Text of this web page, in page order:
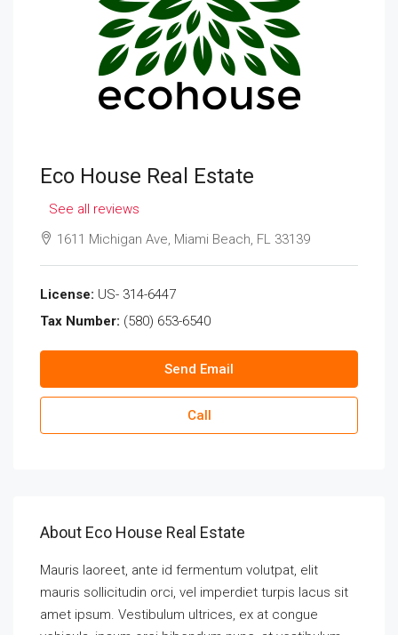
Eco House Real Estate
See all reviews
1611 Michigan Ave, Miami Beach, FL 33139
License: US- 314-6447
Tax Number: (580) 653-6540
Send Email
Call
About Eco House Real Estate
Mauris laoreet, ante id fermentum volutpat, elit
mauris sollicitudin orci, vel imperdiet turpis lacus sit
amet ipsum. Vestibulum ultrices, ex at congue